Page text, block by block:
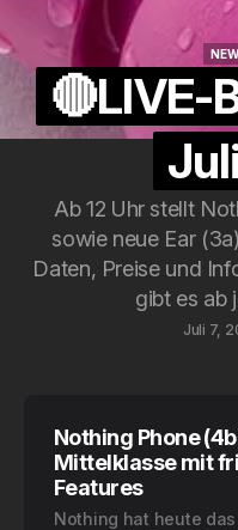
🔴LIVE-
Ab 12 Uhr stellt
sowie neue Ear
Daten, Preise und
gibt es ab
Juli 7,
Nothing Phone
Mittelklasse mit
Features
Nothing hat heute